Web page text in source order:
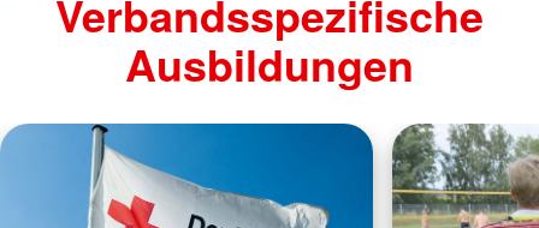
Verbandsspezifische
Ausbildungen